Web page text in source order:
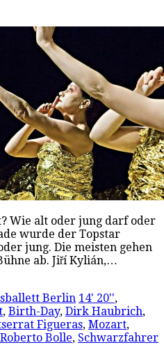
Wie alt oder jung darf oder
wurde der Topstar
jung. Die meisten gehen
ab. Jiří Kylián,…
Berlin 14' 20'',
, Birth-Day, Dirk Haubrich,
Figueras, Mozart,
Roberto Bolle, Schwarzfahrer